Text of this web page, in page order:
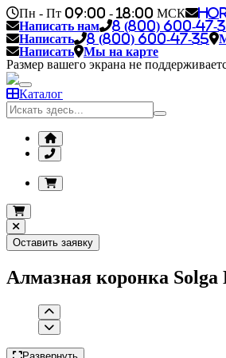
Пн - Пт 09:00 - 18:00 МСК
Написать нам
8 (800) 600-47-
Написать
8 (800) 600-47-35
Написать
Мы на карте
Размер вашего экрана не
Каталог
Оставить заявку
Алмазная коронка Solga